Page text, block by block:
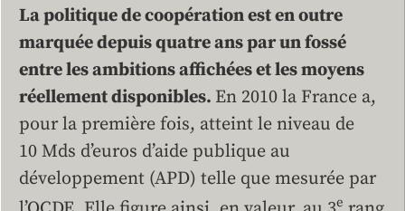
La politique de coopération est en outre
marquée depuis quatre ans par un fossé
entre les ambitions affichées et les moyens
réellement disponibles. En 2010 la France a,
pour la première fois, atteint le niveau de
10 Mds d’euros d’aide publique au
développement (APD) telle que mesurée par
e